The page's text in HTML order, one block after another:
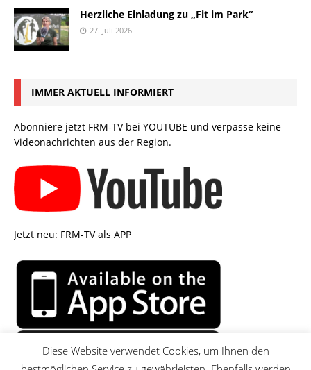
Herzliche Einladung zu „Fit im Park“
27. Juli 2026
IMMER AKTUELL INFORMIERT
Abonniere jetzt FRM-TV bei YOUTUBE und verpasse keine
Videonachrichten aus der Region.
Jetzt neu: FRM-TV als APP
Diese Website verwendet Cookies, um Ihnen den